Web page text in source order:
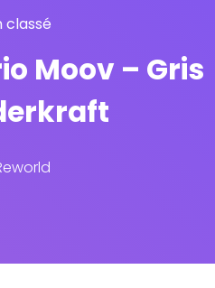
classé
Moov – Gris